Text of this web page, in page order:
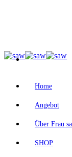
Home
Angebot
Über Frau
SHOP